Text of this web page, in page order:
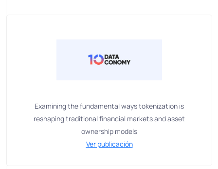
Examining the fundamental ways tokenization is
reshaping traditional financial markets and asset
ownership models
Ver publicación